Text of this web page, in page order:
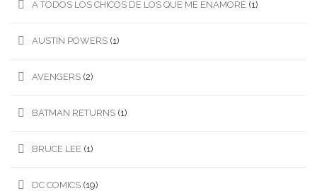
A TODOS LOS CHICOS DE LOS QUE ME ENAMORÉ (1)
AUSTIN POWERS (1)
AVENGERS (2)
BATMAN RETURNS (1)
BRUCE LEE (1)
DC COMICS (19)